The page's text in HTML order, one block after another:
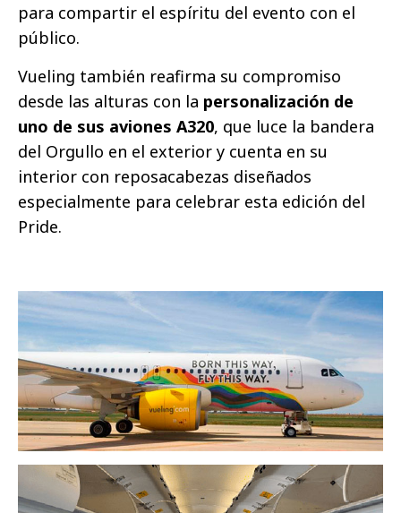
para compartir el espíritu del evento con el
público.
Vueling también reafirma su compromiso
desde las alturas con la personalización de
uno de sus aviones A320, que luce la bandera
del Orgullo en el exterior y cuenta en su
interior con reposacabezas diseñados
especialmente para celebrar esta edición del
Pride.